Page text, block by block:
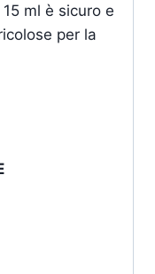
ml è sicuro e
per la